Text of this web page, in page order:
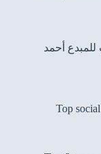
للمبدع أحمد
Top